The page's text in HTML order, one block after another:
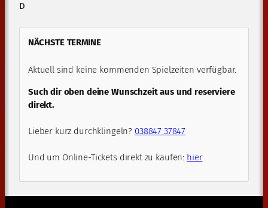
D
NÄCHSTE TERMINE
Aktuell sind keine kommenden Spielzeiten verfügbar.
Such dir oben deine Wunschzeit aus und reserviere
direkt.
Lieber kurz durchklingeln? 038847 37847
Und um Online-Tickets direkt zu kaufen: hier